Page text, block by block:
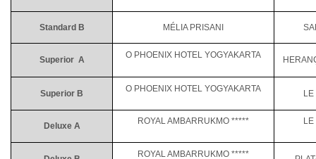
Standard B MÉLIA PRISANI
Superior A O PHOENIX HOTEL YOGYAKARTA
Superior B O PHOENIX HOTEL YOGYAKARTA
Deluxe A ROYAL AMBARRUKMO *****
ROYAL AMBARRUKMO *****